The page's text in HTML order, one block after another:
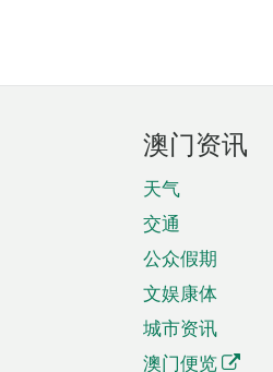
澳门资讯
天气
交通
公众假期
文娱康体
城市资讯
澳门便览